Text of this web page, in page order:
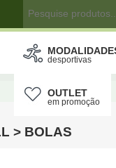
desportivas
OUTLET
em promoção
> BOLAS